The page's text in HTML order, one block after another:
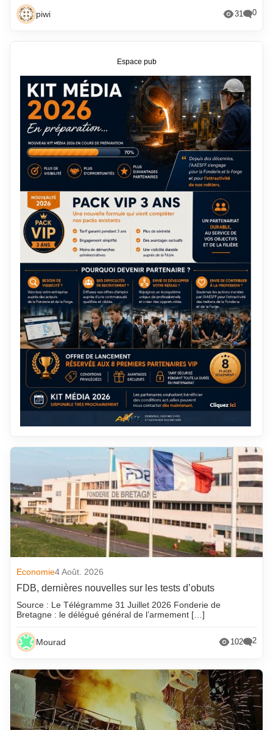
piwi 31 0
Economie4 Août. 2026
FDB, dernières nouvelles sur les tests d’obuts
Source : Le Télégramme 31 Juillet 2026 Fonderie de
Bretagne : le délégué général de l’armement […]
Mourad 102 2
Espace pub